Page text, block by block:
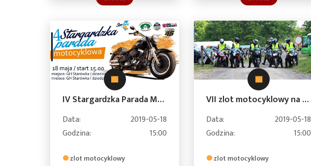
IV Stargardzka Parada Motocyklowa
Data:
2019-05-18
Godzina:
15:00
zlot motocyklowy
VII zlot motocyklowy na przystani Amazonka, zabawa taneczna
Data:
2019-05-18
Godzina:
15:00
zlot motocyklowy